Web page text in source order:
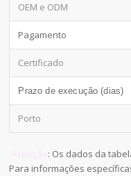
OEM e ODM
Pagamento
Certificado
Prazo de execução (dias)
Porto
: Os dados da
Para informações